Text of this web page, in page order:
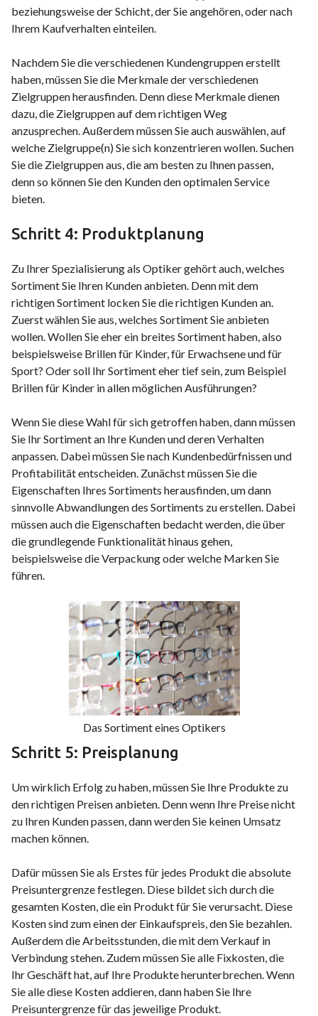
beziehungsweise der Schicht, der Sie angehören, oder nach
Ihrem Kaufverhalten einteilen.
Nachdem Sie die verschiedenen Kundengruppen erstellt
haben, müssen Sie die Merkmale der verschiedenen
Zielgruppen herausfinden. Denn diese Merkmale dienen
dazu, die Zielgruppen auf dem richtigen Weg
anzusprechen. Außerdem müssen Sie auch auswählen, auf
welche Zielgruppe(n) Sie sich konzentrieren wollen. Suchen
Sie die Zielgruppen aus, die am besten zu Ihnen passen,
denn so können Sie den Kunden den optimalen Service
bieten.
Schritt 4: Produktplanung
Zu Ihrer Spezialisierung als Optiker gehört auch, welches
Sortiment Sie Ihren Kunden anbieten. Denn mit dem
richtigen Sortiment locken Sie die richtigen Kunden an.
Zuerst wählen Sie aus, welches Sortiment Sie anbieten
wollen. Wollen Sie eher ein breites Sortiment haben, also
beispielsweise Brillen für Kinder, für Erwachsene und für
Sport? Oder soll Ihr Sortiment eher tief sein, zum Beispiel
Brillen für Kinder in allen möglichen Ausführungen?
Wenn Sie diese Wahl für sich getroffen haben, dann müssen
Sie Ihr Sortiment an Ihre Kunden und deren Verhalten
anpassen. Dabei müssen Sie nach Kundenbedürfnissen und
Profitabilität entscheiden. Zunächst müssen Sie die
Eigenschaften Ihres Sortiments herausfinden, um dann
sinnvolle Abwandlungen des Sortiments zu erstellen. Dabei
müssen auch die Eigenschaften bedacht werden, die über
die grundlegende Funktionalität hinaus gehen,
beispielsweise die Verpackung oder welche Marken Sie
führen.
Das Sortiment eines Optikers
Schritt 5: Preisplanung
Um wirklich Erfolg zu haben, müssen Sie Ihre Produkte zu
den richtigen Preisen anbieten. Denn wenn Ihre Preise nicht
zu Ihren Kunden passen, dann werden Sie keinen Umsatz
machen können.
Dafür müssen Sie als Erstes für jedes Produkt die absolute
Preisuntergrenze festlegen. Diese bildet sich durch die
gesamten Kosten, die ein Produkt für Sie verursacht. Diese
Kosten sind zum einen der Einkaufspreis, den Sie bezahlen.
Außerdem die Arbeitsstunden, die mit dem Verkauf in
Verbindung stehen. Zudem müssen Sie alle Fixkosten, die
Ihr Geschäft hat, auf Ihre Produkte herunterbrechen. Wenn
Sie alle diese Kosten addieren, dann haben Sie Ihre
Preisuntergrenze für das jeweilige Produkt.